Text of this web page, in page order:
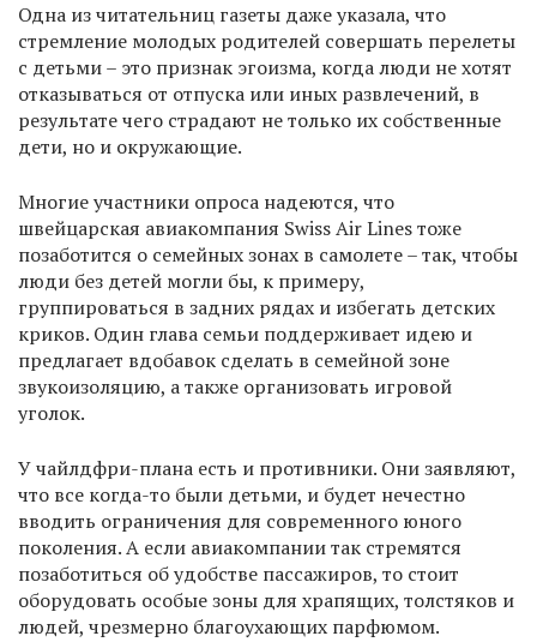
Одна из читательниц газеты даже указала, что
стремление молодых родителей совершать перелеты
с детьми – это признак эгоизма, когда люди не хотят
отказываться от отпуска или иных развлечений, в
результате чего страдают не только их собственные
дети, но и окружающие.
Многие участники опроса надеются, что
швейцарская авиакомпания Swiss Air Lines тоже
позаботится о семейных зонах в самолете – так, чтобы
люди без детей могли бы, к примеру,
группироваться в задних рядах и избегать детских
криков. Один глава семьи поддерживает идею и
предлагает вдобавок сделать в семейной зоне
звукоизоляцию, а также организовать игровой
уголок.
У чайлдфри-плана есть и противники. Они заявляют,
что все когда-то были детьми, и будет нечестно
вводить ограничения для современного юного
поколения. А если авиакомпании так стремятся
позаботиться об удобстве пассажиров, то стоит
оборудовать особые зоны для храпящих, толстяков и
людей, чрезмерно благоухающих парфюмом.